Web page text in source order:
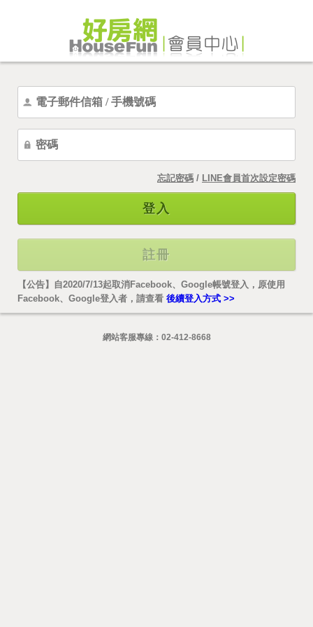
忘記密碼 / LINE會員首次設定密碼
登入
註冊
【公告】自2020/7/13起取消Facebook、Google帳號登入，原使用
Facebook、Google登入者，請查看 後續登入方式 >>
網站客服專線： 02-412-8668